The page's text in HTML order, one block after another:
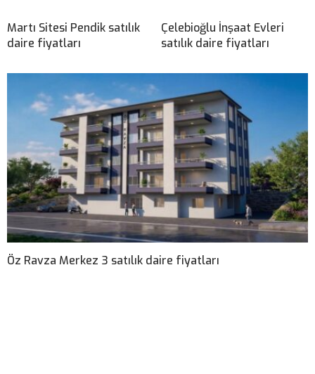
Martı Sitesi Pendik satılık
daire fiyatları
Çelebioğlu İnşaat Evleri
satılık daire fiyatları
Öz Ravza Merkez 3 satılık daire fiyatları